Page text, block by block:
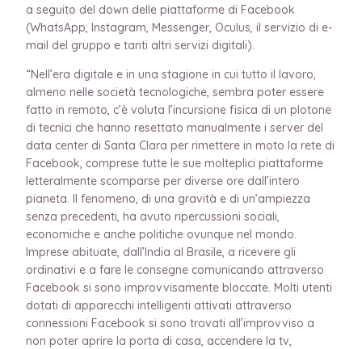
a seguito del down delle piattaforme di Facebook
(WhatsApp, Instagram, Messenger, Oculus, il servizio di e-
mail del gruppo e tanti altri servizi digitali).
“Nell’era digitale e in una stagione in cui tutto il lavoro,
almeno nelle società tecnologiche, sembra poter essere
fatto in remoto, c’è voluta l’incursione fisica di un plotone
di tecnici che hanno resettato manualmente i server del
data center di Santa Clara per rimettere in moto la rete di
Facebook, comprese tutte le sue molteplici piattaforme
letteralmente scomparse per diverse ore dall’intero
pianeta. Il fenomeno, di una gravità e di un’ampiezza
senza precedenti, ha avuto ripercussioni sociali,
economiche e anche politiche ovunque nel mondo.
Imprese abituate, dall’India al Brasile, a ricevere gli
ordinativi e a fare le consegne comunicando attraverso
Facebook si sono improvvisamente bloccate. Molti utenti
dotati di apparecchi intelligenti attivati attraverso
connessioni Facebook si sono trovati all’improvviso a
non poter aprire la porta di casa, accendere la tv,